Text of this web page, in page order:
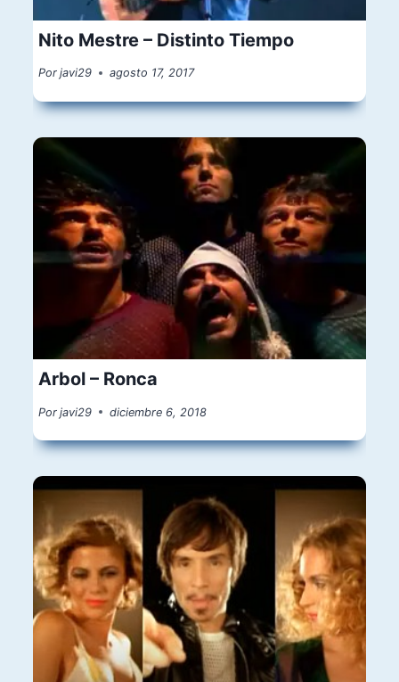
Nito Mestre – Distinto Tiempo
Por javi29 agosto 17, 2017
Arbol – Ronca
Por javi29 diciembre 6, 2018